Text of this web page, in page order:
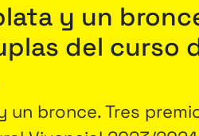
y un
del curso
un bronce. Tres